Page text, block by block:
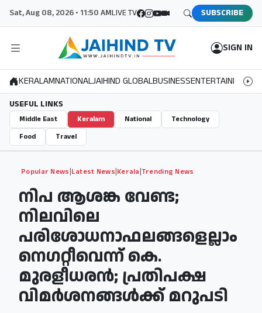
Sat, Aug 08, 2026 • 11:50 AMLIVE TV SUBSCRIBE
SIGN IN
KERALAMNATIONALJAIHIND GLOBALBUSINESSENTERTAINMENT
USEFUL LINKS
Middle East Keralam National
Technology
Food
Travel
Popular News|Latest News|Kerala|Trending News
നിപ ആശങ്ക വേണ്ട;
നിലവിലെ
പരിശോധനാഫലങ്ങളെല്ലാം
നെഗറ്റീവെന്ന് കെ.
മുരളീധരന്‍; പ്രതിപക്ഷ
വിമർശനങ്ങൾക്ക് മറുപടി